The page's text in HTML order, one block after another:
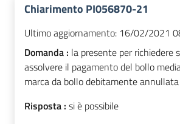
Chiarimento PI056870-21
Ultimo aggiornamento: 16/02/2021
Domanda : la presente per richiedere
assolvere il pagamento del bollo
marca da bollo debitamente annullata
Risposta : si è possibile